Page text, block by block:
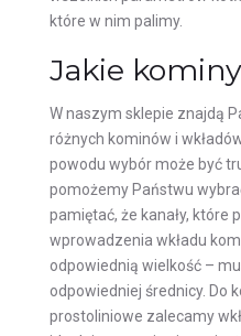
które w nim palimy.
Jakie
W naszym sklepie znajdą
różnych kominów i
powodu wybór może być
pomożemy Państwu
pamiętać, że kanały, które
wprowadzenia wkładu
odpowiednią wielkość –
odpowiedniej średnicy. Do
prostoliniowe zalecamy